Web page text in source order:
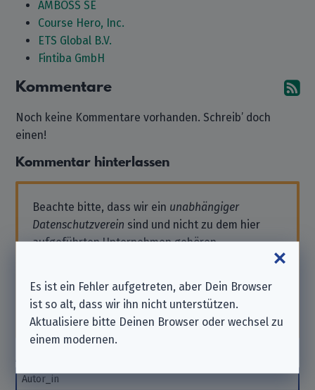
AMBOSS SE
Course Hero, Inc.
ETS Global B.V.
Fintiba GmbH
Kommentare
Noch keine Kommentare vorhanden. Schreib’ doch
einen!
Kommentar hinterlassen
Beachte bitte, dass wir ein unabhängiger
Datenschutzverein sind und nicht zu dem hier
aufgeführten Unternehmen gehören.
an das Unternehmen. Wir können Dir hierbei
nicht helfen. Danke für Dein Verständnis.
Autor_in
Es ist ein Fehler aufgetreten, aber Dein Browser
ist so alt, dass wir ihn nicht unterstützen.
Aktualisiere bitte Deinen Browser oder wechsel zu
einem modernen.